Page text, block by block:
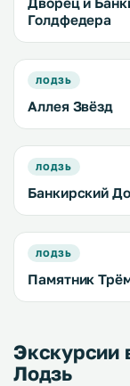
Голдфедера
ЛОДЗЬ
Аллея Звёзд
ЛОДЗЬ
Банкирский
ЛОДЗЬ
Памятник
Экскурсии
Лодзь